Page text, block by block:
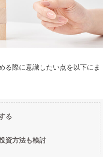
る際に意識したい点を以下にま
る
資方法も検討